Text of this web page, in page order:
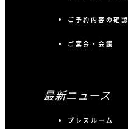
ご予約内容の確認
ご宴会・会議
最新ニュース
プレスルーム